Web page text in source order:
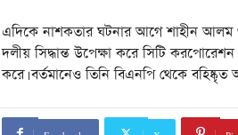
এদিকে নাশকতার ঘটনার আগে শাহীন আলম
দলীয় সিদ্ধান্ত উপেক্ষা করে সিটি করপোরেশন
করে। বর্তমানেও তিনি বিএনপি থেকে বহিষ্কৃত